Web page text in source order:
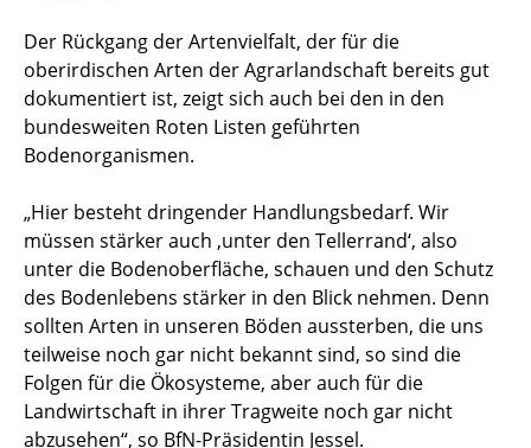
Der Rückgang der Artenvielfalt, der für die
oberirdischen Arten der Agrarlandschaft bereits gut
dokumentiert ist, zeigt sich auch bei den in den
bundesweiten Roten Listen geführten
Bodenorganismen.
„Hier besteht dringender Handlungsbedarf. Wir
müssen stärker auch ‚unter den Tellerrand‘, also
unter die Bodenoberfläche, schauen und den Schutz
des Bodenlebens stärker in den Blick nehmen. Denn
sollten Arten in unseren Böden aussterben, die uns
teilweise noch gar nicht bekannt sind, so sind die
Folgen für die Ökosysteme, aber auch für die
Landwirtschaft in ihrer Tragweite noch gar nicht
abzusehen“, so BfN-Präsidentin Jessel.